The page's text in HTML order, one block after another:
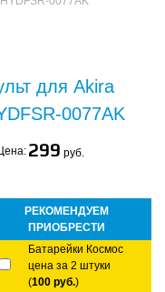
для Akira
0077AK
299 руб.
РЕКОМЕНДУЕМ
ПРИОБРЕСТИ
Батарейки Космос
цена за 2 штуки
(100 руб.)